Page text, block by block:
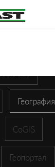
География
CoGIS
Геопортал